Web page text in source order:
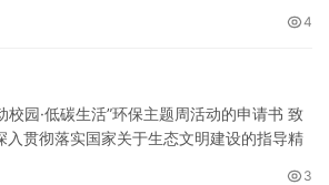
4
校园·低碳生活”环保主题周活动的申请书 致
入贯彻落实国家关于生态文明建设的指导精
3